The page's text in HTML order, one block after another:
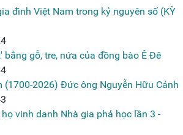
đình Việt Nam trong kỷ nguyên số (KỲ
bằng gỗ, tre, nứa của đồng bào Ê Đê
(1700-2026) Đức ông Nguyễn Hữu Cảnh
vinh danh Nhà gia phả học lần 3 -